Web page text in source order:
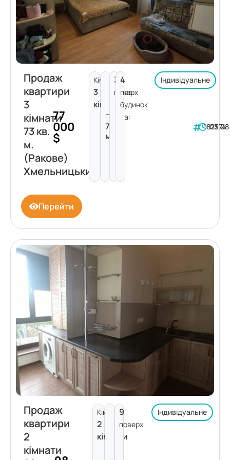
Продаж
квартири
3
кімнати
73 кв.
м.
(Ракове)
Хмельницький
77
000
$
Кімнат:
3
кімнати
Площа:
73
м²
3
поверх
4
пов.
будинок
Індивідуальне
182274
Перейти
Продаж
квартири
2
кімнати
Кімнат:
2
кімнати
9
поверх
Індивідуальне